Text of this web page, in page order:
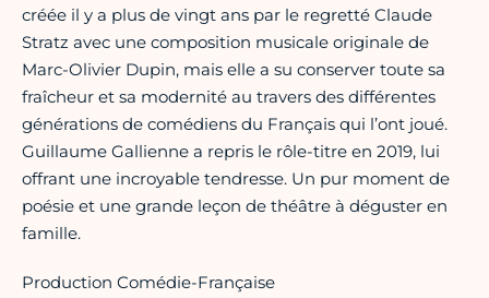
créée il y a plus de vingt ans par le regretté Claude
Stratz avec une composition musicale originale de
Marc-Olivier Dupin, mais elle a su conserver toute sa
fraîcheur et sa modernité au travers des différentes
générations de comédiens du Français qui l’ont joué.
Guillaume Gallienne a repris le rôle-titre en 2019, lui
offrant une incroyable tendresse. Un pur moment de
poésie et une grande leçon de théâtre à déguster en
famille.
Production Comédie-Française